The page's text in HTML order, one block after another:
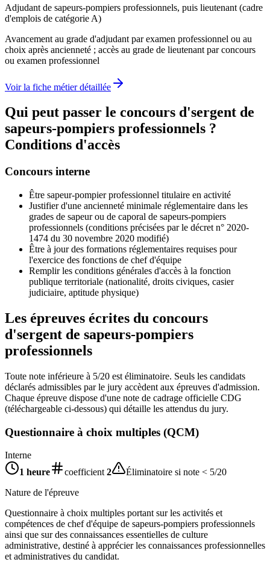
Adjudant de sapeurs-pompiers professionnels, puis lieutenant (cadre
d'emplois de catégorie A)
Avancement au grade d'adjudant par examen professionnel ou au
choix après ancienneté ; accès au grade de lieutenant par concours
ou examen professionnel
Voir la fiche métier détaillée
Qui peut passer le concours d'sergent de
sapeurs-pompiers professionnels ?
Conditions d'accès
Concours interne
Être sapeur-pompier professionnel titulaire en activité
Justifier d'une ancienneté minimale réglementaire dans les
grades de sapeur ou de caporal de sapeurs-pompiers
professionnels (conditions précisées par le décret n° 2020-
1474 du 30 novembre 2020 modifié)
Être à jour des formations réglementaires requises pour
l'exercice des fonctions de chef d'équipe
Remplir les conditions générales d'accès à la fonction
publique territoriale (nationalité, droits civiques, casier
judiciaire, aptitude physique)
Les épreuves écrites du concours
d'sergent de sapeurs-pompiers
professionnels
Toute note inférieure à 5/20 est éliminatoire. Seuls les candidats
déclarés admissibles par le jury accèdent aux épreuves d'admission.
Chaque épreuve dispose d'une note de cadrage officielle CDG
(téléchargeable ci-dessous) qui détaille les attendus du jury.
Questionnaire à choix multiples (QCM)
Interne
1 heure
coefficient 2
Éliminatoire si note < 5/20
Nature de l'épreuve
Questionnaire à choix multiples portant sur les activités et
compétences de chef d'équipe de sapeurs-pompiers professionnels
ainsi que sur des connaissances essentielles de culture
administrative, destiné à apprécier les connaissances professionnelles
et administratives du candidat.